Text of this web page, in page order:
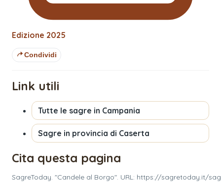
Edizione 2025
Condividi
Link utili
Tutte le sagre in Campania
Sagre in provincia di Caserta
Cita questa pagina
SagreToday. "Candele al Borgo". URL: https://sagretoday.it/